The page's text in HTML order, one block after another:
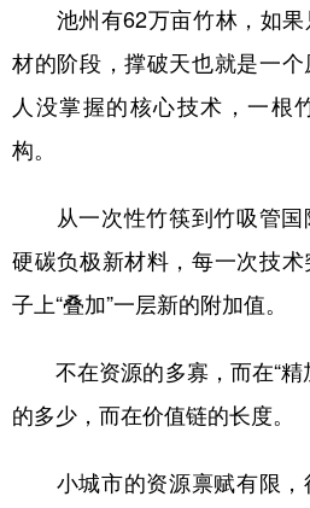
池州有62万亩竹林，如果
材的阶段，撑破天也就是一
人没掌握的核心技术，一根
构。
从一次性竹筷到竹吸管国
硬碳负极新材料，每一次技
子上“叠加”一层新的附加值。
不在资源的多寡，而在“精
的多少，而在价值链的长度。
小城市的资源禀赋有限，